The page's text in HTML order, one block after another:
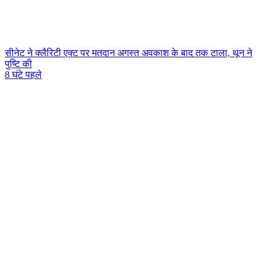
सीनेट ने क्लैरिटी एक्ट पर मतदान अगस्त अवकाश के बाद तक टाला, थून ने
पुष्टि की
8 घंटे पहले